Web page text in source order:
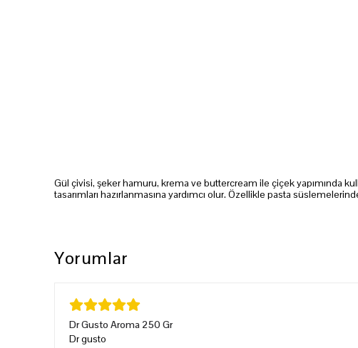
Gül çivisi, şeker hamuru, krema ve buttercream ile çiçek yapımında
tasarımları hazırlanmasına yardımcı olur. Özellikle pasta
Yorumlar
Dr Gusto Aroma 250 Gr
Dr gusto